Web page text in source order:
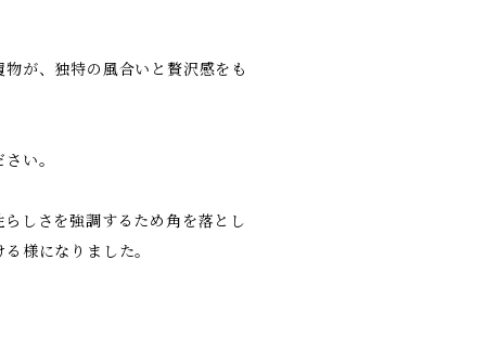
が、独特の風合いと贅沢感をも
い。
しさを強調するため角を落とし
様になりました。